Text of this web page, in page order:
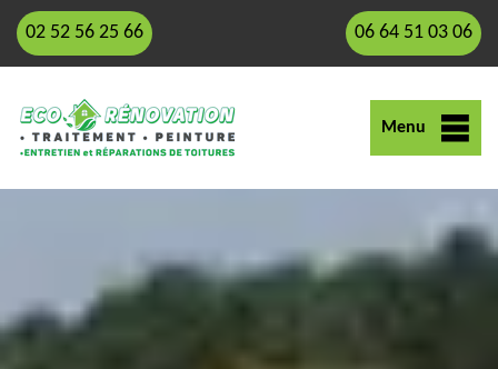
02 52 56 25 66 06 64 51 03 06
Menu